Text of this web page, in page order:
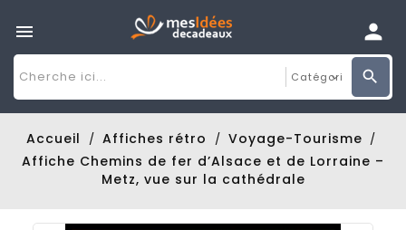

Accueil Affiches rétro
Voyage-Tourisme
Affiche Chemins de fer d’Alsace et de Lorraine –
Metz, vue sur la cathédrale